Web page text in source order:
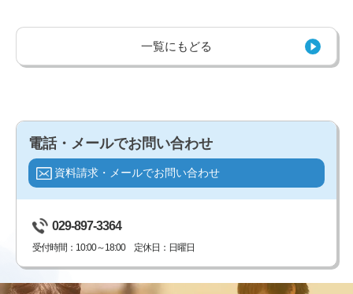
一覧にもどる
電話・メールでお問い合わせ
資料請求・メールでお問い合わせ
029-897-3364
受付時間：10:00～18:00 定休日：日曜日